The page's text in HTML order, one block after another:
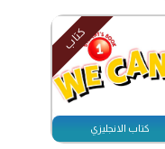
كتاب
كتاب الانجليزي